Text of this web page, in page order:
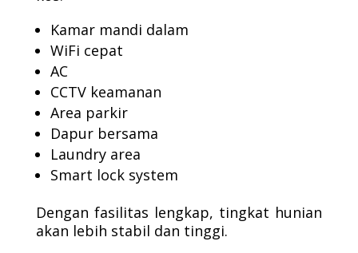
Kamar mandi dalam
WiFi cepat
AC
CCTV keamanan
Area parkir
Dapur bersama
Laundry area
Smart lock system
Dengan fasilitas lengkap, tingkat hunian
akan lebih stabil dan tinggi.